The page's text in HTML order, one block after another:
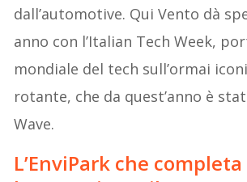
dall’automotive. Qui Vento dà
anno con l’Italian Tech Week,
mondiale del tech sull’ormai
rotante, che da quest’anno è
Wave.
L’EnviPark che completa